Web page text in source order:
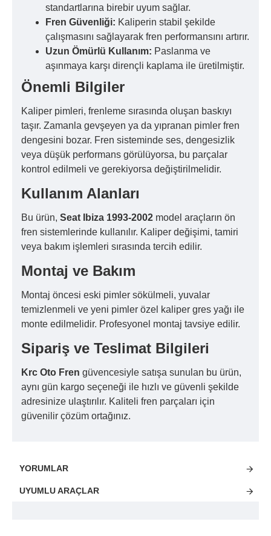
standartlarına birebir uyum sağlar.
Fren Güvenliği: Kaliperin stabil şekilde
çalışmasını sağlayarak fren performansını artırır.
Uzun Ömürlü Kullanım: Paslanma ve
aşınmaya karşı dirençli kaplama ile üretilmiştir.
Önemli Bilgiler
Kaliper pimleri, frenleme sırasında oluşan baskıyı
taşır. Zamanla gevşeyen ya da yıpranan pimler fren
dengesini bozar. Fren sisteminde ses, dengesizlik
veya düşük performans görülüyorsa, bu parçalar
kontrol edilmeli ve gerekiyorsa değiştirilmelidir.
Kullanım Alanları
Bu ürün, Seat Ibiza 1993-2002 model araçların ön
fren sistemlerinde kullanılır. Kaliper değişimi, tamiri
veya bakım işlemleri sırasında tercih edilir.
Montaj ve Bakım
Montaj öncesi eski pimler sökülmeli, yuvalar
temizlenmeli ve yeni pimler özel kaliper gres yağı ile
monte edilmelidir. Profesyonel montaj tavsiye edilir.
Sipariş ve Teslimat Bilgileri
Krc Oto Fren güvencesiyle satışa sunulan bu ürün,
aynı gün kargo seçeneği ile hızlı ve güvenli şekilde
adresinize ulaştırılır. Kaliteli fren parçaları için
güvenilir çözüm ortağınız.
YORUMLAR
UYUMLU ARAÇLAR